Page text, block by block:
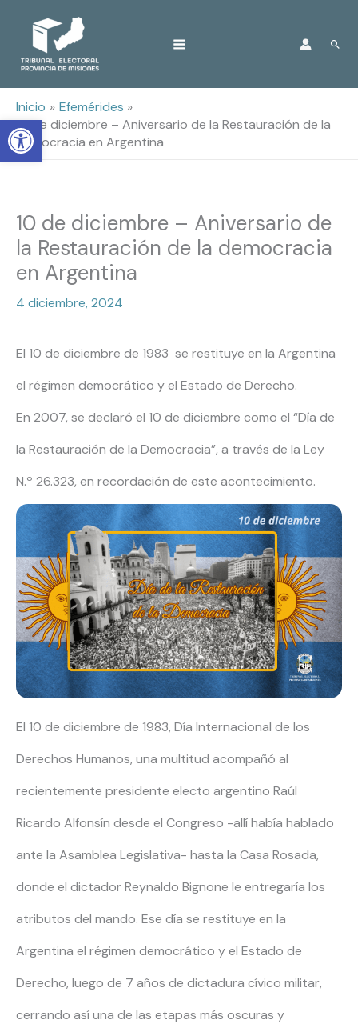
Open toolbar
Inicio
Efemérides
10 de diciembre – Aniversario de la Restauración de la
democracia en Argentina
10 de diciembre – Aniversario de
la Restauración de la democracia
en Argentina
4 diciembre, 2024
El 10 de diciembre de 1983 se restituye en la Argentina
el régimen democrático y el Estado de Derecho.
En 2007, se declaró el 10 de diciembre como el “Día de
la Restauración de la Democracia”, a través de la Ley
N.º 26.323, en recordación de este acontecimiento.
El 10 de diciembre de 1983, Día Internacional de los
Derechos Humanos, una multitud acompañó al
recientemente presidente electo argentino Raúl
Ricardo Alfonsín desde el Congreso -allí había hablado
ante la Asamblea Legislativa- hasta la Casa Rosada,
donde el dictador Reynaldo Bignone le entregaría los
atributos del mando. Ese día se restituye en la
Argentina el régimen democrático y el Estado de
Derecho, luego de 7 años de dictadura cívico militar,
cerrando así una de las etapas más oscuras y